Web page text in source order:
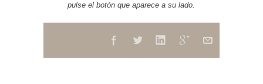
pulse el botón que aparece a su lado.